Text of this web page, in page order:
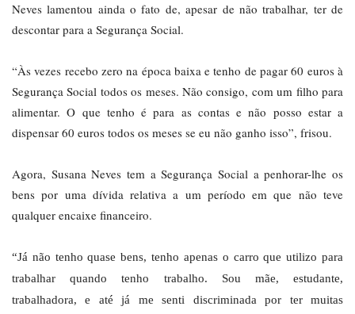
Neves lamentou ainda o fato de, apesar de não trabalhar, ter de
descontar para a Segurança Social.
“Às vezes recebo zero na época baixa e tenho de pagar 60 euros à
Segurança Social todos os meses. Não consigo, com um filho para
alimentar. O que tenho é para as contas e não posso estar a
dispensar 60 euros todos os meses se eu não ganho isso”, frisou.
Agora, Susana Neves tem a Segurança Social a penhorar-lhe os
bens por uma dívida relativa a um período em que não teve
qualquer encaixe financeiro.
“Já não tenho quase bens, tenho apenas o carro que utilizo para
trabalhar quando tenho trabalho. Sou mãe, estudante,
trabalhadora, e até já me senti discriminada por ter muitas